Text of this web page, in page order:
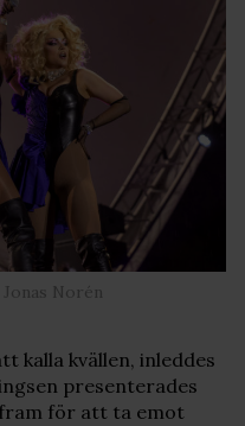
Norén
kalla kvällen, inleddes
presenterades
för att ta emot